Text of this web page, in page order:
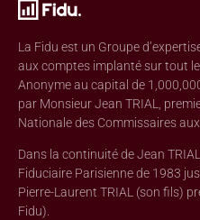
La Fidu est un Groupe
aux comptes implanté sur tout
Anonyme au capital de
par Monsieur Jean TRIAL,
Nationale des Commissaires
Dans la continuité de Jean
Fiduciaire Parisienne de 1983
Pierre-Laurent TRIAL (son fils)
Fidu).